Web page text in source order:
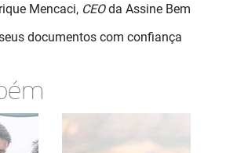
Mencaci, CEOda Assine Bem
documentos com confiança